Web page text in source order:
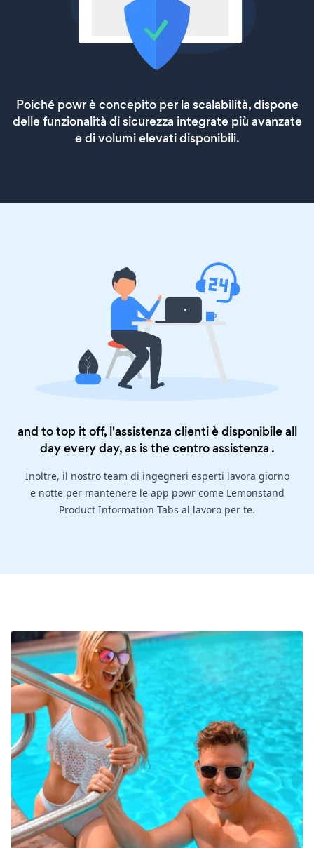
Poiché powr è concepito per la scalabilità, dispone
delle funzionalità di sicurezza integrate più avanzate
e di volumi elevati disponibili.
and to top it off, l'assistenza clienti è disponibile all
day every day, as is thecentro assistenza .
Inoltre, il nostro team di ingegneri esperti lavora giorno
e notte per mantenere le app powr come Lemonstand
Product Information Tabs al lavoro per te.